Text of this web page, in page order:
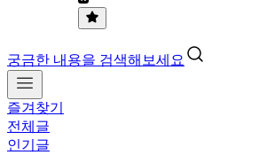
궁금한 내용을 검색해보세요
즐겨찾기
전체글
인기글